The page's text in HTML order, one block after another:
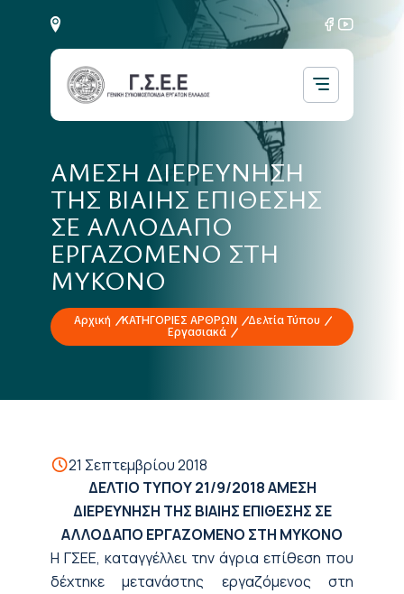
ΑΜΕΣΗ ΔΙΕΡΕΥΝΗΣΗ
ΤΗΣ ΒΙΑΙΗΣ ΕΠΙΘΕΣΗΣ
ΣΕ ΑΛΛΟΔΑΠΟ
ΕΡΓΑΖΟΜΕΝΟ ΣΤΗ
ΜΥΚΟΝΟ
Αρχική ΚΑΤΗΓΟΡΙΕΣ ΑΡΘΡΩΝ
Δελτία Τύπου
Εργασιακά
21 Σεπτεμβρίου 2018
ΔΕΛΤΙΟ ΤΥΠΟΥ 21/9/2018ΑΜΕΣΗ
ΔΙΕΡΕΥΝΗΣΗ ΤΗΣ ΒΙΑΙΗΣ ΕΠΙΘΕΣΗΣ ΣΕ
ΑΛΛΟΔΑΠΟ ΕΡΓΑΖΟΜΕΝΟ ΣΤΗ ΜΥΚΟΝΟ
Η ΓΣΕΕ, καταγγέλλει την άγρια επίθεση που
δέχτηκε μετανάστης εργαζόμενος στη